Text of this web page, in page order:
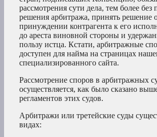
рассмотрения сути дела, тем более без
решения арбитража, принять решение
принуждении контрагента к его
до ареста виновной стороны и
пользу истца. Кстати, арбитражные
доступен для найма на страницах
специализированного сайта.
Рассмотрение споров в арбитражных
осуществляется, как было сказано
регламентов этих судов.
Арбитражи или третейские суды
видах: